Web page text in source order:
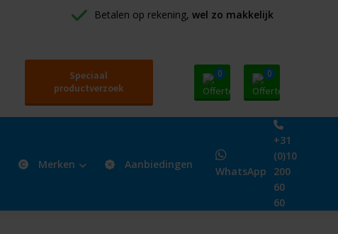
Betalen op rekening, wel zo makkelijk
Speciaal
productverzoek
0 0
Merken Aanbiedingen
WhatsApp
+31
(0)10
200
60
60